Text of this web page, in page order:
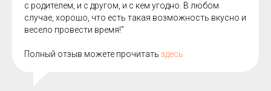
с родителем, и с другом, и с кем угодно. В любом
случае, хорошо, что есть такая возможность вкусно и
весело провести время!"
Полный отзыв можете прочитать здесь